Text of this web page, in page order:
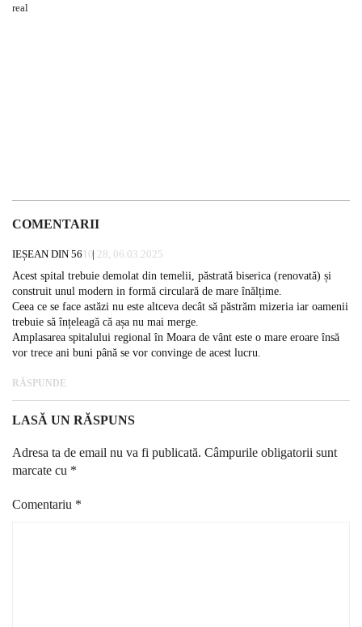
COMENTARII
IEȘEAN DIN 56 10:28, 06.03.2025
Acest spital trebuie demolat din temelii, păstrată biserica (renovată) și
construit unul modern in formă circulară de mare înălțime.
Ceea ce se face astăzi nu este altceva decât să păstrăm mizeria iar oamenii
trebuie să înțeleagă că așa nu mai merge.
Amplasarea spitalului regional în Moara de vânt este o mare eroare însă
vor trece ani buni până se vor convinge de acest lucru.
RĂSPUNDE
LASĂ UN RĂSPUNS
Adresa ta de email nu va fi publicată. Câmpurile obligatorii sunt
marcate cu *
Comentariu *